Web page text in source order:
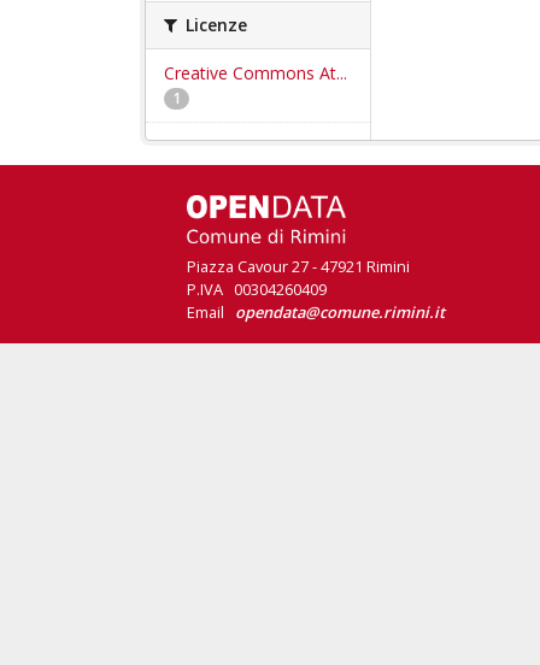
Licenze
Creative Commons At...
1
Piazza Cavour 27 - 47921 Rimini
P.IVA 00304260409
Email opendata@comune.rimini.it